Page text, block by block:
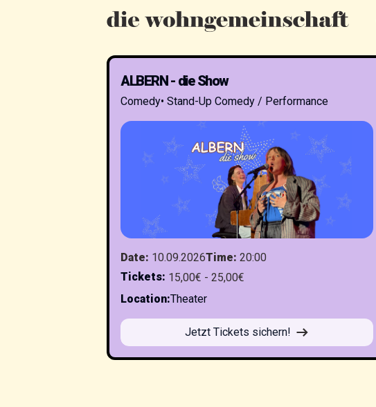
ALBERN - die Show
Comedy• Stand-Up Comedy / Performance
Date: 10.09.2026Time: 20:00
Tickets: 15,00€ - 25,00€
Location:Theater
Jetzt Tickets sichern!